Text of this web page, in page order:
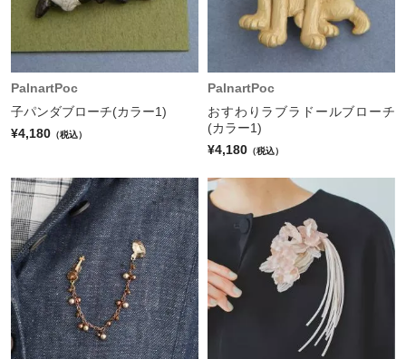
PalnartPoc
子パンダブローチ(カラー1)
¥4,180 （税込）
PalnartPoc
おすわりラブラドールブローチ
(カラー1)
¥4,180 （税込）